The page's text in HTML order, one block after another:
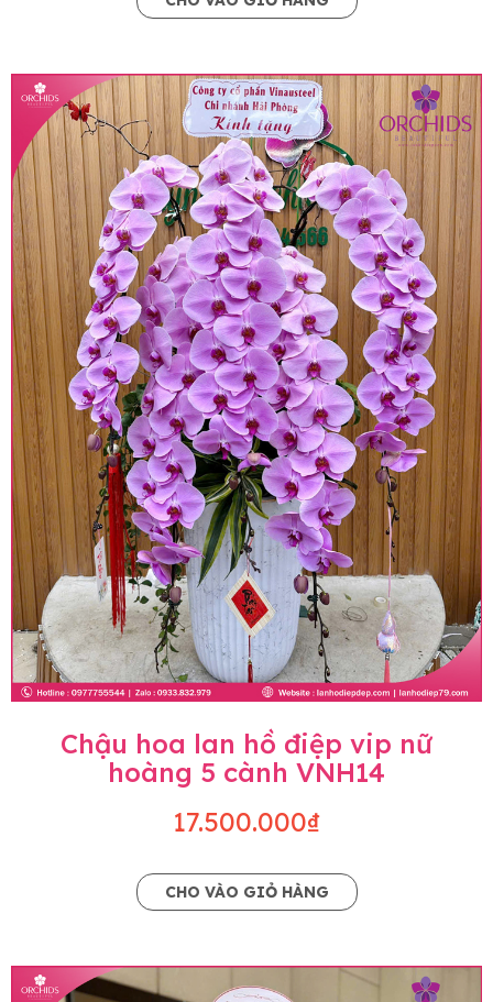
• Giá trên website chưa bao gồm thuế giá trị gia
• Giá trên được miễn ship giao trong nội thành,
miễn phí in thiệp - banner theo yêu cầu khách
hàng.
• Beautiful Orchids liên kết với các cửa hàng
trên toàn quốc để phục vụ giao hoa tận nơi, mỗi
khu vực sẽ có mức giá khác nhau (tùy vào chi
phí mặt bằng, nguyên vật liệu,..) nên giá có thể sẽ
thay đổi so với giá niêm yết trên website. Khách
hàng ở Tỉnh thành khác vui lòng chủ động hỏi lại
giá trước khi đặt hàng, shop sẽ chủ động báo giá
chính xác khi có địa chỉ giao hàng cụ thể.
Chậu hoa lan hồ điệp vip nữ
hoàng 5 cành VNH14
17.500.000₫
CHO VÀO GIỎ HÀNG